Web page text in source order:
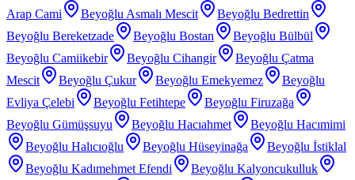
Arap Cami
Beyoğlu Asmalı Mescit
Beyoğlu Bedrettin
Beyoğlu Bereketzade
Beyoğlu Bostan
Beyoğlu Bülbül
Beyoğlu Camiikebir
Beyoğlu Cihangir
Beyoğlu Çatma
Mescit
Beyoğlu Çukur Beyoğlu Emekyemez
Beyoğlu
Evliya Çelebi
Beyoğlu Fetihtepe
Beyoğlu Firuzağa
Beyoğlu Gümüşsuyu
Beyoğlu Hacıahmet
Beyoğlu Hacımimi
Beyoğlu Halıcıoğlu
Beyoğlu Hüseyinağa
Beyoğlu İstiklal
Beyoğlu Kadımehmet Efendi
Beyoğlu Kalyoncukulluk